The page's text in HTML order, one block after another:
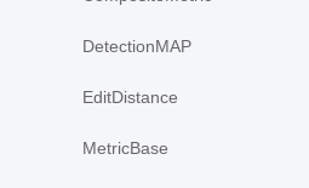
DetectionMAP
EditDistance
MetricBase